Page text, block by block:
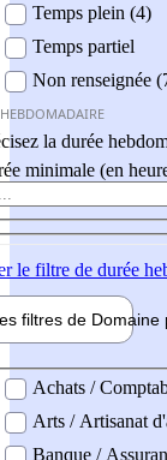
Temps plein (4)
Temps partiel
Non renseignée
la durée
minimale (en
le filtre de durée
filtres de Domaine
professionel
Achats /
Arts / Artisanat
Banque /